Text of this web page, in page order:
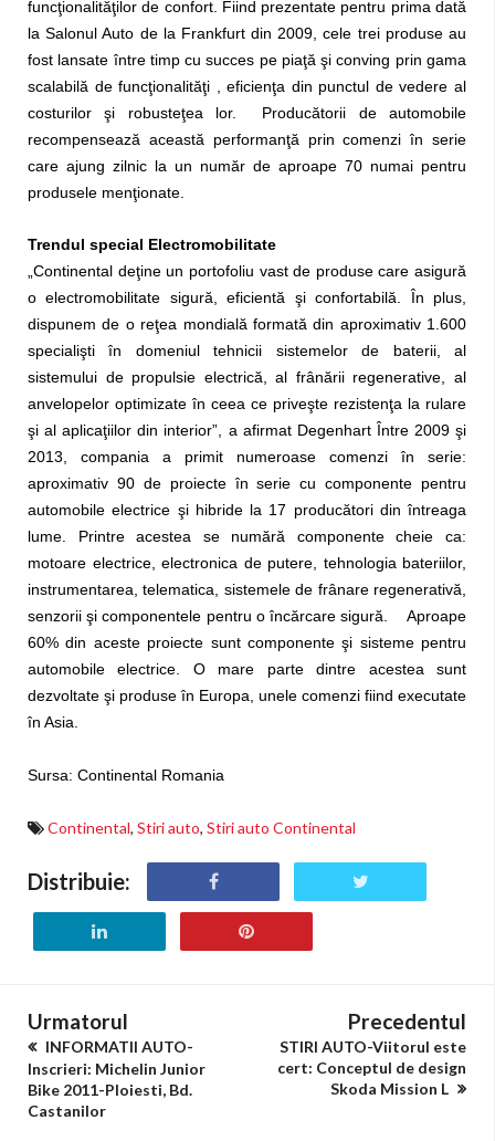
funcţionalităţilor de confort. Fiind prezentate pentru prima dată
la Salonul Auto de la Frankfurt din 2009, cele trei produse au
fost lansate între timp cu succes pe piaţă şi conving prin gama
scalabilă de funcţionalităţi , eficienţa din punctul de vedere al
costurilor şi robusteţea lor. Producătorii de automobile
recompensează această performanţă prin comenzi în serie
care ajung zilnic la un număr de aproape 70 numai pentru
produsele menţionate.
Trendul special Electromobilitate
„Continental deţine un portofoliu vast de produse care asigură
o electromobilitate sigură, eficientă şi confortabilă. În plus,
dispunem de o reţea mondială formată din aproximativ 1.600
specialişti în domeniul tehnicii sistemelor de baterii, al
sistemului de propulsie electrică, al frânării regenerative, al
anvelopelor optimizate în ceea ce priveşte rezistenţa la rulare
şi al aplicaţiilor din interior”, a afirmat Degenhart Între 2009 şi
2013, compania a primit numeroase comenzi în serie:
aproximativ 90 de proiecte în serie cu componente pentru
automobile electrice şi hibride la 17 producători din întreaga
lume. Printre acestea se numără componente cheie ca:
motoare electrice, electronica de putere, tehnologia bateriilor,
instrumentarea, telematica, sistemele de frânare regenerativă,
senzorii şi componentele pentru o încărcare sigură. Aproape
60% din aceste proiecte sunt componente şi sisteme pentru
automobile electrice. O mare parte dintre acestea sunt
dezvoltate şi produse în Europa, unele comenzi fiind executate
în Asia.
Sursa: Continental Romania
Continental, Stiri auto, Stiri auto Continental
Distribuie:
Urmatorul
INFORMATII AUTO-
Inscrieri: Michelin Junior
Bike 2011-Ploiesti, Bd.
Castanilor
Precedentul
STIRI AUTO-Viitorul este
cert: Conceptul de design
Skoda Mission L